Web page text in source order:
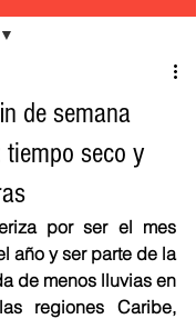
de semana
seco y
por ser el mes
año y ser parte de la
de menos lluvias en
regiones Caribe,